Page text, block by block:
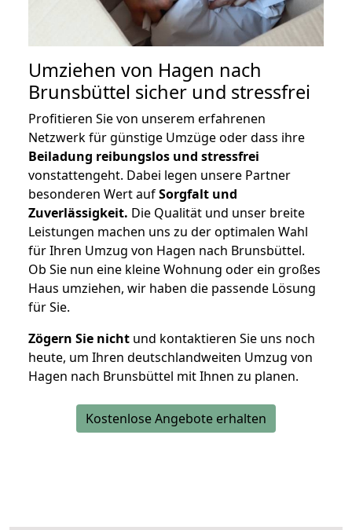
Umziehen von Hagen nach
Brunsbüttel sicher und stressfrei
Profitieren Sie von unserem erfahrenen
Netzwerk für günstige Umzüge oder dass ihre
Beiladung reibungslos und stressfrei
vonstattengeht. Dabei legen unsere Partner
besonderen Wert aufSorgfalt und
Zuverlässigkeit. Die Qualität und unser breite
Leistungen machen uns zu der optimalen Wahl
für Ihren Umzug von Hagen nach Brunsbüttel.
Ob Sie nun eine kleine Wohnung oder ein großes
Haus umziehen, wir haben die passende Lösung
für Sie.
Zögern Sie nicht und kontaktieren Sie uns noch
heute, um Ihren deutschlandweiten Umzug von
Hagen nach Brunsbüttel mit Ihnen zu planen.
Kostenlose Angebote erhalten